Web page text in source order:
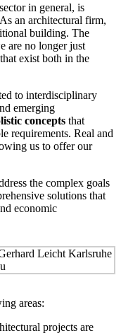
in general, is
an architectural firm,
building. The
are no longer just
exist both in the
to interdisciplinary
emerging
concepts that
requirements. Real and
us to offer our
the complex goals
solutions that
economic
areas:
projects are